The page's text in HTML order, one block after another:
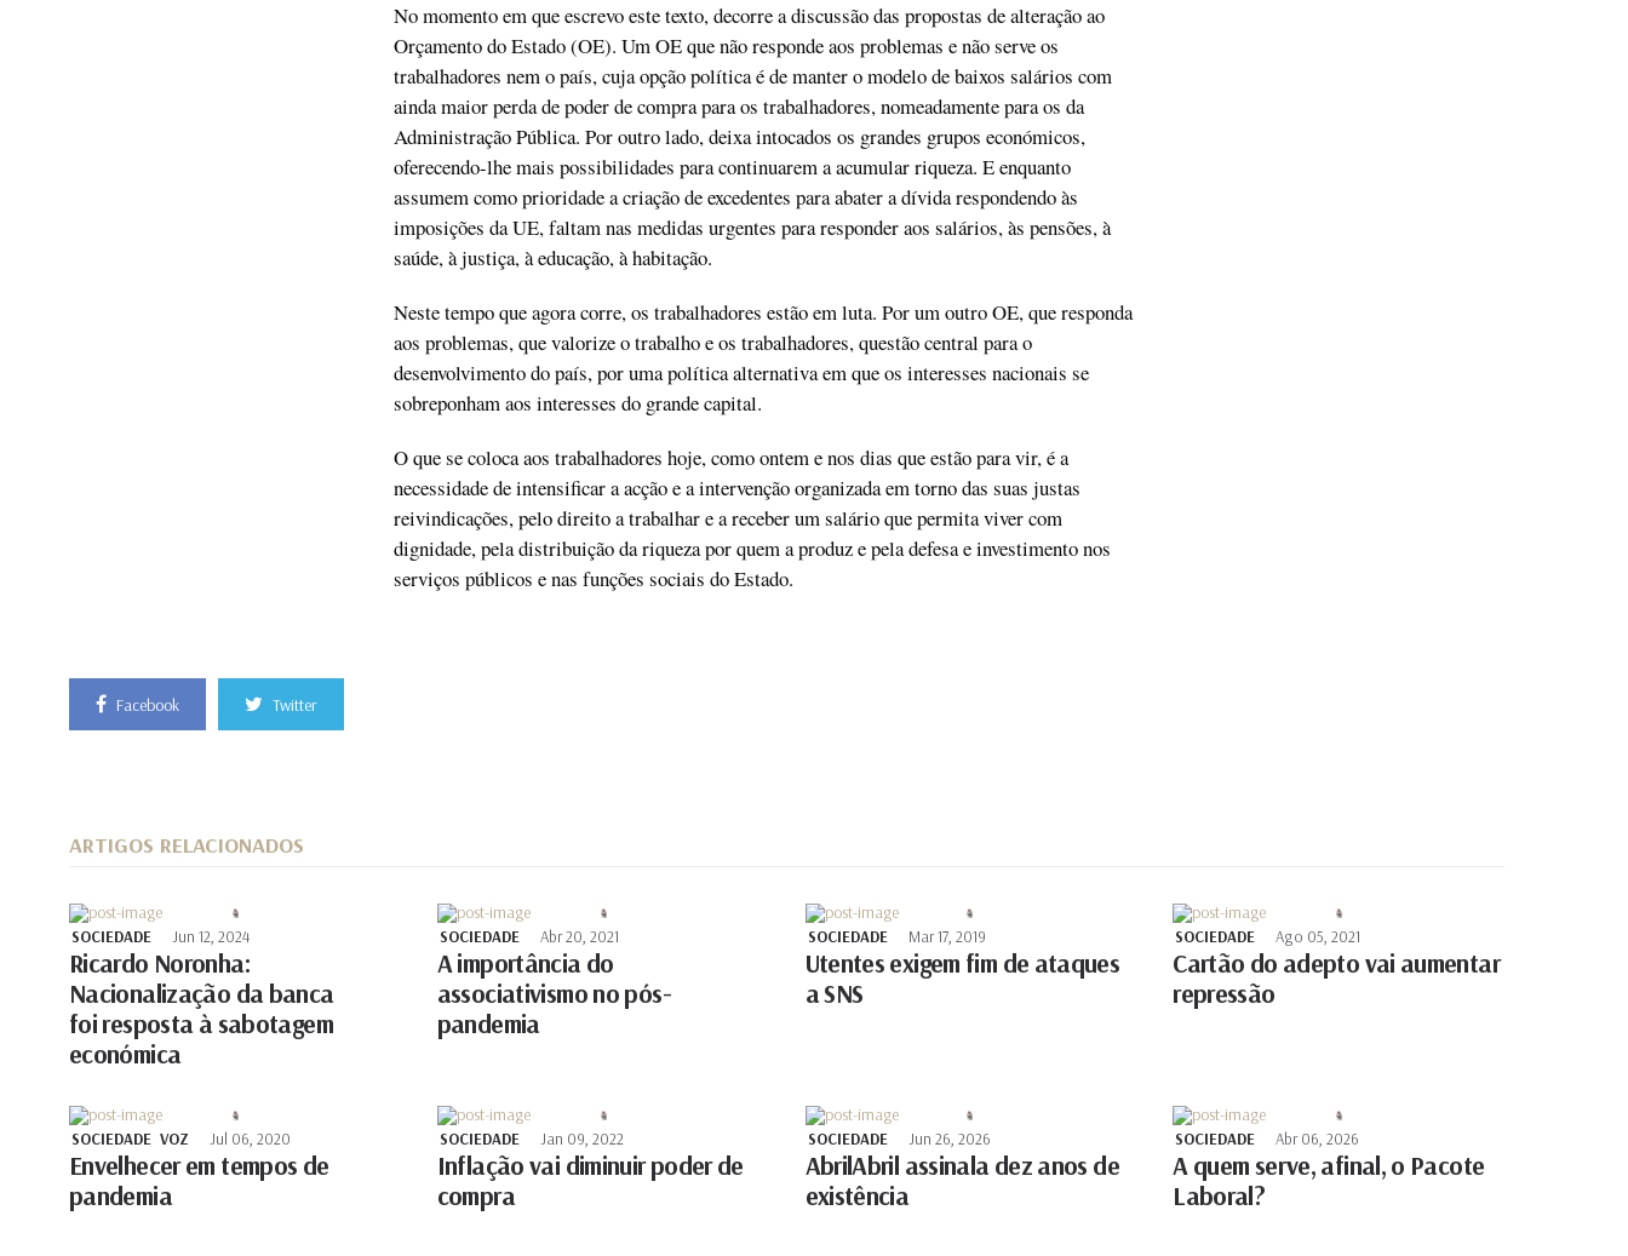
No momento em que escrevo este texto, decorre a discussão das propostas de alteração ao
Orçamento do Estado (OE). Um OE que não responde aos problemas e não serve os
trabalhadores nem o país, cuja opção política é de manter o modelo de baixos salários com
ainda maior perda de poder de compra para os trabalhadores, nomeadamente para os da
Administração Pública. Por outro lado, deixa intocados os grandes grupos económicos,
oferecendo-lhe mais possibilidades para continuarem a acumular riqueza. E enquanto
assumem como prioridade a criação de excedentes para abater a dívida respondendo às
imposições da UE, faltam nas medidas urgentes para responder aos salários, às pensões, à
saúde, à justiça, à educação, à habitação.
Neste tempo que agora corre, os trabalhadores estão em luta. Por um outro OE, que responda
aos problemas, que valorize o trabalho e os trabalhadores, questão central para o
desenvolvimento do país, por uma política alternativa em que os interesses nacionais se
sobreponham aos interesses do grande capital.
O que se coloca aos trabalhadores hoje, como ontem e nos dias que estão para vir, é a
necessidade de intensificar a acção e a intervenção organizada em torno das suas justas
reivindicações, pelo direito a trabalhar e a receber um salário que permita viver com
dignidade, pela distribuição da riqueza por quem a produz e pela defesa e investimento nos
serviços públicos e nas funções sociais do Estado.
Facebook Twitter
ARTIGOS RELACIONADOS
SOCIEDADE Jun 12, 2024
Ricardo Noronha:
Nacionalização da banca
foi resposta à sabotagem
económica
SOCIEDADE Abr 20, 2021
A importância do
associativismo no pós-
pandemia
SOCIEDADE Mar 17, 2019
Utentes exigem fim de ataques
a SNS
SOCIEDADE Ago 05, 2021
Cartão do adepto vai aumentar
repressão
SOCIEDADE VOZ Jul 06, 2020
Envelhecer em tempos de
pandemia
SOCIEDADE Jan 09, 2022
Inflação vai diminuir poder de
compra
SOCIEDADE Jun 26, 2026
AbrilAbril assinala dez anos de
existência
SOCIEDADE Abr 06, 2026
A quem serve, afinal, o Pacote
Laboral?